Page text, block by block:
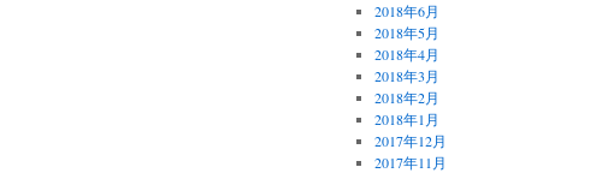
2018年6月
2018年5月
2018年4月
2018年3月
2018年2月
2018年1月
2017年12月
2017年11月